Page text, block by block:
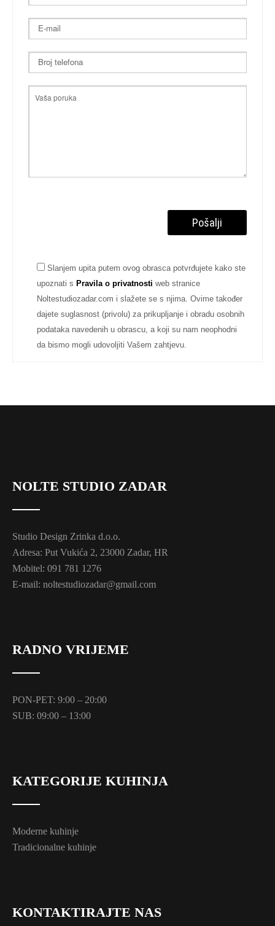
Slanjem upita putem ovog obrasca potvrđujete kako ste
upoznati s Pravila o privatnosti web stranice
Noltestudiozadar.com i slažete se s njima. Ovime također
dajete suglasnost (privolu) za prikupljanje i obradu osobnih
podataka navedenih u obrascu, a koji su nam neophodni
da bismo mogli udovoljiti Vašem zahtjevu.
NOLTE STUDIO ZADAR
Studio Design Zrinka d.o.o.
Adresa: Put Vukića 2, 23000 Zadar, HR
Mobitel: 091 781 1276
E-mail: noltestudiozadar@gmail.com
RADNO VRIJEME
PON-PET: 9:00 – 20:00
SUB: 09:00 – 13:00
KATEGORIJE KUHINJA
Moderne kuhinje
Tradicionalne kuhinje
KONTAKTIRAJTE NAS